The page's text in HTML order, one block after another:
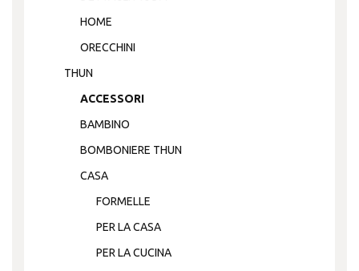
HOME
ORECCHINI
THUN
ACCESSORI
BAMBINO
BOMBONIERE THUN
CASA
FORMELLE
PER LA CASA
PER LA CUCINA